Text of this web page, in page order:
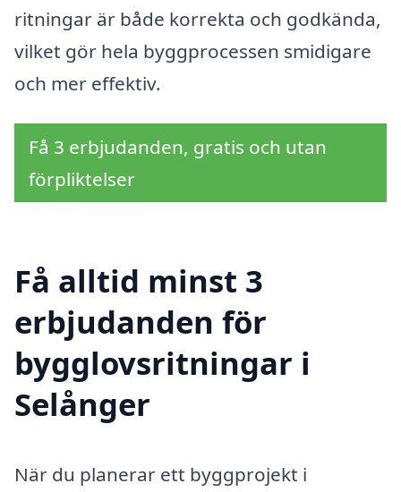
ritningar är både korrekta och godkända,
vilket gör hela byggprocessen smidigare
och mer effektiv.
Få 3 erbjudanden, gratis och utan
förpliktelser
Få alltid minst 3
erbjudanden för
bygglovsritningar i
Selånger
När du planerar ett byggprojekt i